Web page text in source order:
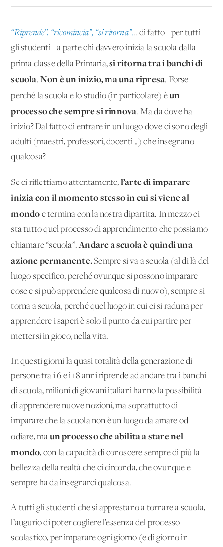
“Riprende”, “ricomincia”, “si ritorna”... di fatto - per tutti
gli studenti - a parte chi davvero inizia la scuola dalla
prima classe della Primaria,si ritorna tra i banchi di
scuola.Non è un inizio, ma una ripresa. Forse
perché la scuola e lo studio (in particolare) èun
processo che sempre si rinnova. Ma da dove ha
inizio? Dal fatto di entrare in un luogo dove ci sono degli
adulti (maestri, professori, docenti…) che insegnano
qualcosa?
Se ci riflettiamo attentamente, l’arte di imparare
inizia con il momento stesso in cui si viene al
mondo e termina con la nostra dipartita. In mezzo ci
sta tutto quel processo di apprendimento che possiamo
chiamare “scuola”.Andare a scuola è quindi una
azione permanente.Sempre si va a scuola (al di là del
luogo specifico, perché ovunque si possono imparare
cose e si può apprendere qualcosa di nuovo), sempre si
torna a scuola, perché quel luogo in cui ci si raduna per
apprendere i saperi è solo il punto da cui partire per
mettersi in gioco, nella vita.
In questi giorni la quasi totalità della generazione di
persone tra i 6 e i 18 anni riprende ad andare tra i banchi
di scuola, milioni di giovani italiani hanno la possibilità
di apprendere nuove nozioni, ma soprattutto di
imparare che la scuola non è un luogo da amare od
odiare, ma un processo che abilita a stare nel
mondo, con la capacità di conoscere sempre di più la
bellezza della realtà che ci circonda, che ovunque e
sempre ha da insegnarci qualcosa.
A tutti gli studenti che si apprestano a tornare a scuola,
l’augurio di poter cogliere l’essenza del processo
scolastico, per imparare ogni giorno (e di giorno in